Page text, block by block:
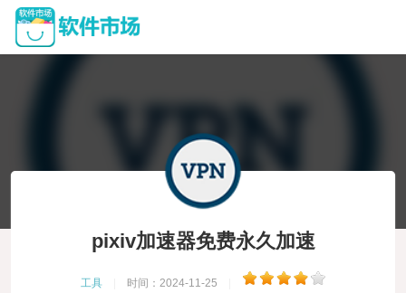
pixiv加速器免费永久加速
工具 时间：2024-11-25